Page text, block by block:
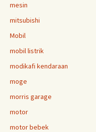
mesin
mitsubishi
Mobil
mobil listrik
modikafi kendaraan
moge
morris garage
motor
motor bebek